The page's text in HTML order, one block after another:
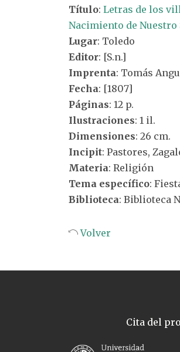
Título: Letras de los
Nacimiento de Nuestro
Lugar: Toledo
Editor: [S.n.]
Imprenta: Tomás
Fecha: [1807]
Páginas: 12 p.
Ilustraciones: 1 il.
Dimensiones: 26 cm.
Incipit: Pastores,
Materia: Religión
Tema específico:
Biblioteca: Biblioteca
Volver
Cita del